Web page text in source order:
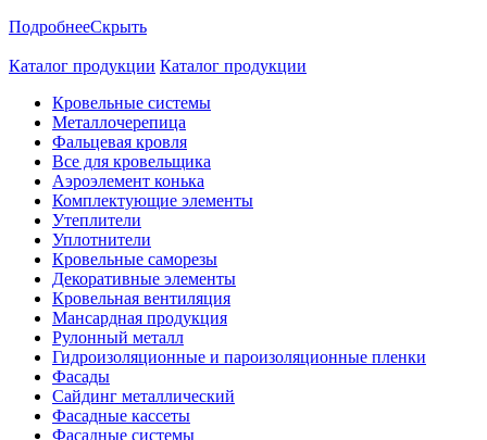
ПодробнееСкрыть
Каталог продукции Каталог продукции
Кровельные системы
Металлочерепица
Фальцевая кровля
Все для кровельщика
Аэроэлемент конька
Комплектующие элементы
Утеплители
Уплотнители
Кровельные саморезы
Декоративные элементы
Кровельная вентиляция
Мансардная продукция
Рулонный металл
Гидроизоляционные и пароизоляционные пленки
Фасады
Сайдинг металлический
Фасадные кассеты
Фасадные системы